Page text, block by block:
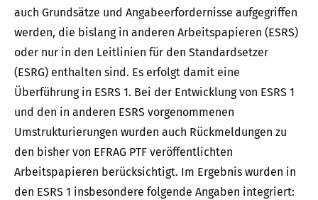
auch Grundsätze und Angabeerfordernisse aufgegriffen
werden, die bislang in anderen Arbeitspapieren (ESRS)
oder nur in den Leitlinien für den Standardsetzer
(ESRG) enthalten sind. Es erfolgt damit eine
Überführung in ESRS 1. Bei der Entwicklung von ESRS 1
und den in anderen ESRS vorgenommenen
Umstrukturierungen wurden auch Rückmeldungen zu
den bisher von EFRAG PTF veröffentlichten
Arbeitspapieren berücksichtigt. Im Ergebnis wurden in
den ESRS 1 insbesondere folgende Angaben integriert: